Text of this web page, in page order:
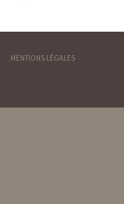
MENTIONS LÉGALES